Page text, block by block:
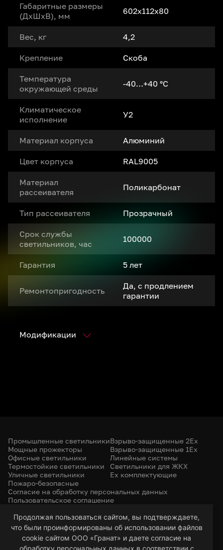
Габаритные размеры
(ДxШxВ), мм
602х112х80
Вес, кг 4,2
Крепление Скоба
Температура
окружающей среды
-40…+40 °С
Климатическое
исполнение
У2
Материал корпуса Алюминий
Цвет корпуса RAL9005
Материал
рассеивателя
Поликарбонат
Тип рассеивателя Прозрачный
Срок службы
светильников, час
100000
Гарантия 5 лет
Ремонтопригодность
Да, с продлением
гарантии
Модификации
Продолжая пользоваться сайтом, вы подтверждаете,
что были проинформированы об использовании файлов
cookie сайтом ООО «Гранат» и даете согласие на
обработку персональных данных в соответствии с
Промышленные светильники
Мощные прожекторы
Офисные светильники
Термостойкие светильники
Уличные светильники
Пожаро-безопасные
Взрыво-защищенные 2Ex
Взрыво-защищенные 1Ex
Линейные системы
Светильники для ЖКХ
Ex комплектующие
Согласие на обработку персональных данных
Пользовательское соглашение
+7 (385) 299-31-31
led-22@bk.ru
г. Барнаул, 656053
ул. Северо-Западная, 57/99